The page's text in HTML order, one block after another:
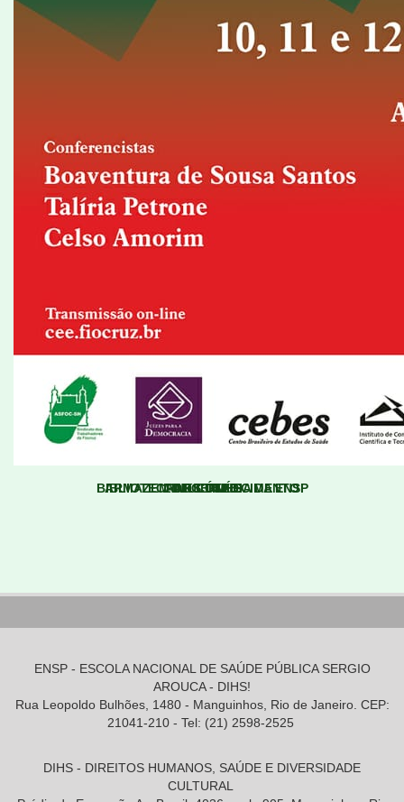
ARMAZEM DO CONHECIMENTO
PARCERIAS
LINKS ÚTEIS
BIBLIOTECA MULTIMÍDIA DA ENSP
ENSP - ESCOLA NACIONAL DE SAÚDE PÚBLICA SERGIO
AROUCA - DIHS!
Rua Leopoldo Bulhões, 1480 - Manguinhos, Rio de Janeiro. CEP:
21041-210 - Tel: (21) 2598-2525
DIHS - DIREITOS HUMANOS, SAÚDE E DIVERSIDADE
CULTURAL